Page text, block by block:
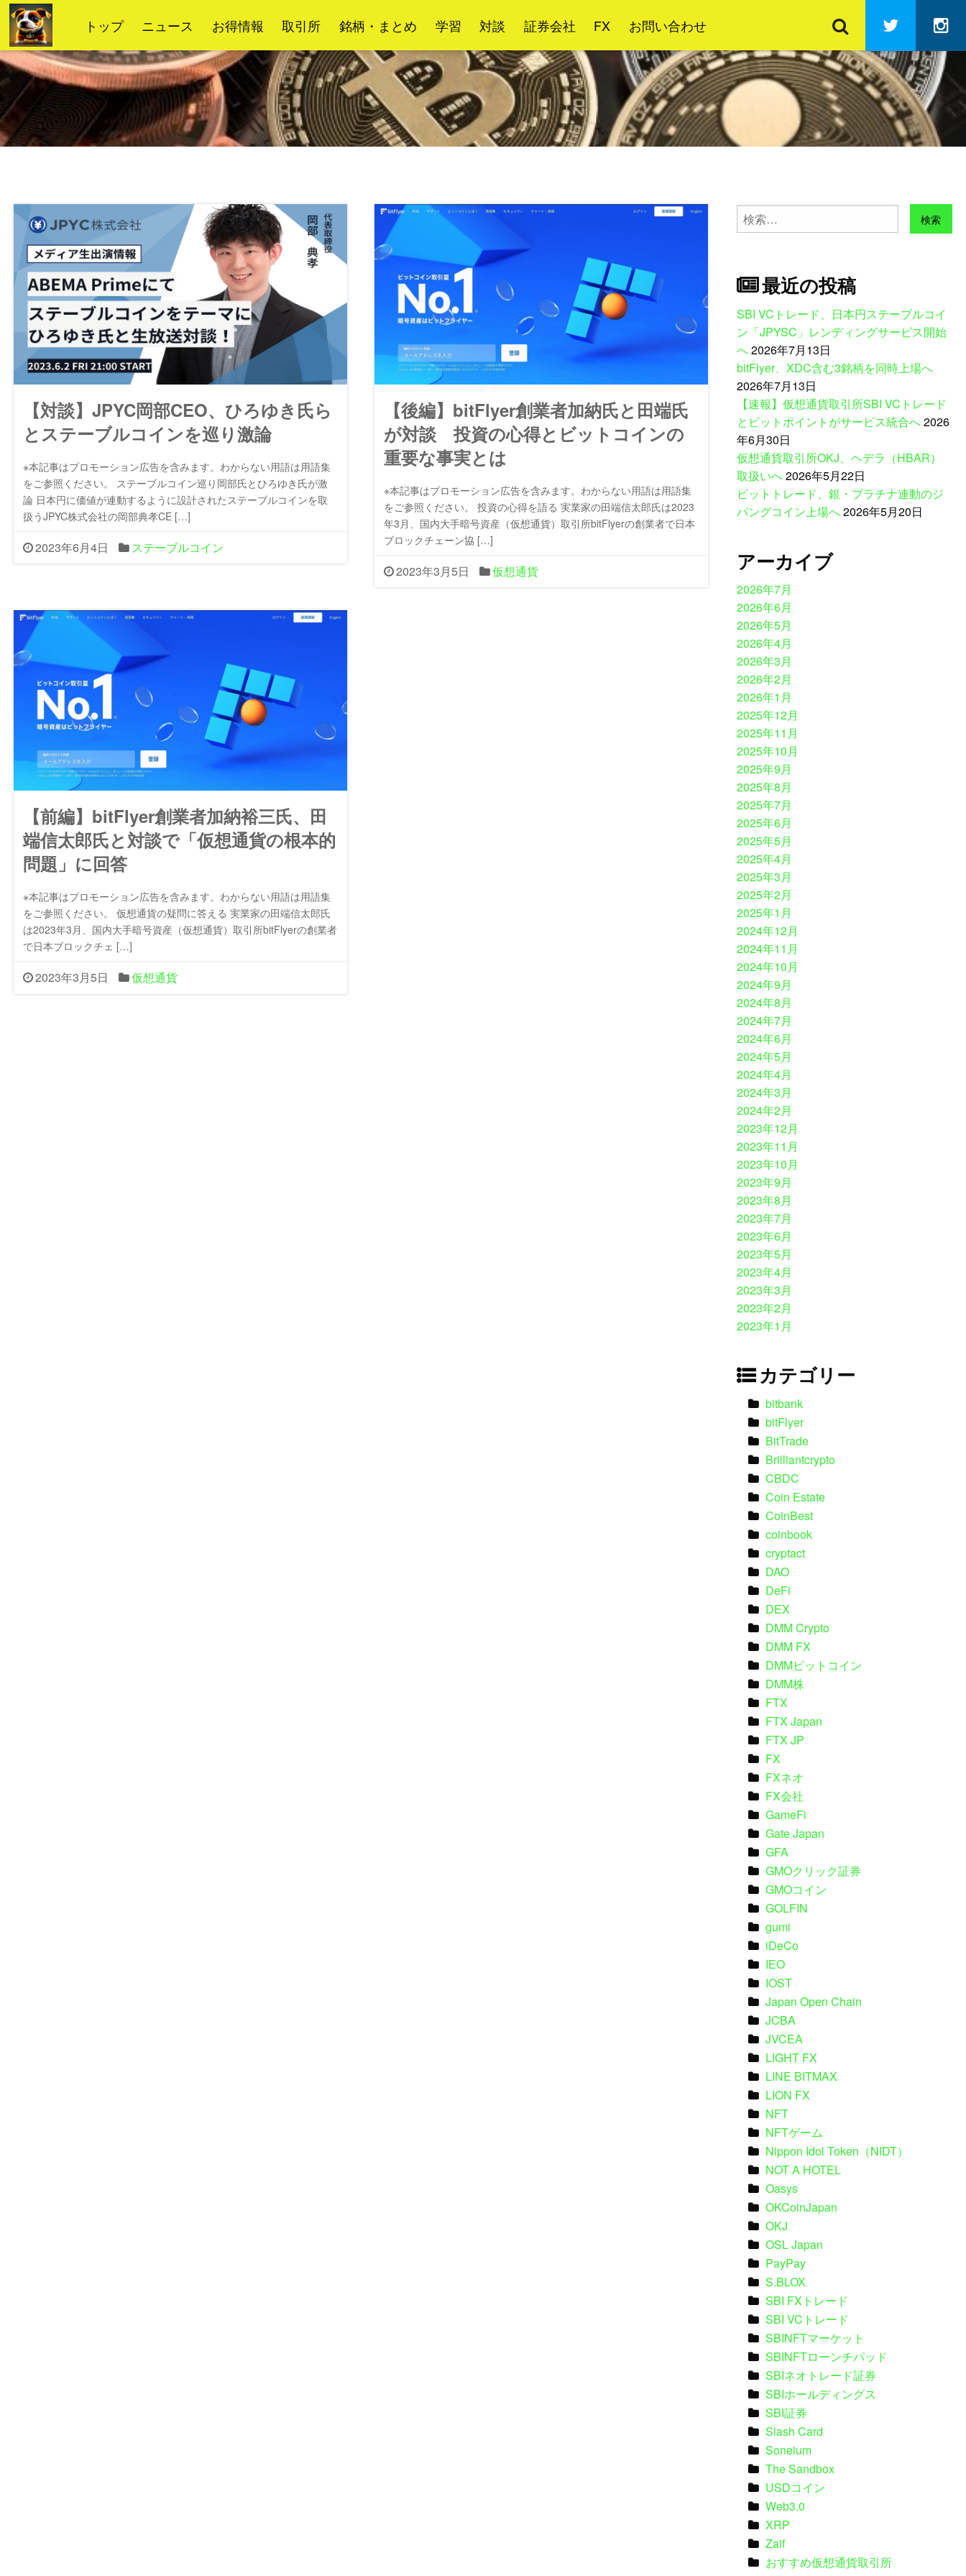
コ
ン
テ
ン
ツ
ス
キ
ッ
トップ ニュース お得情報 取引所 銘柄・まとめ 学習 対談 証券会社 FX お問い合わせ Twitter
【対談】JPYC岡部CEO、ひろゆき氏ら
とステーブルコインを巡り激論
※本記事はプロモーション広告を含みます。わからない用語は用語集
をご参照ください。 ステーブルコイン巡り岡部氏とひろゆき氏が激
論 日本円に価値が連動するように設計されたステーブルコインを取
扱うJPYC株式会社の岡部典孝CE […]
2023年6月4日 ステーブルコイン
【後編】bitFlyer創業者加納氏と田端氏
が対談 投資の心得とビットコインの
重要な事実とは
※本記事はプロモーション広告を含みます。わからない用語は用語集
をご参照ください。 投資の心得を語る 実業家の田端信太郎氏は2023
年3月、国内大手暗号資産（仮想通貨）取引所bitFlyerの創業者で日本
ブロックチェーン協 […]
2023年3月5日 仮想通貨
【前編】bitFlyer創業者加納裕三氏、田
端信太郎氏と対談で「仮想通貨の根本的
問題」に回答
※本記事はプロモーション広告を含みます。わからない用語は用語集
をご参照ください。 仮想通貨の疑問に答える 実業家の田端信太郎氏
は2023年3月、国内大手暗号資産（仮想通貨）取引所bitFlyerの創業者
で日本ブロックチェ […]
2023年3月5日 仮想通貨
検
索:
最近の投稿
SBI VCトレード、日本円ステーブルコイ
ン「JPYSC」レンディングサービス開始
へ2026年7月13日
bitFlyer、XDC含む3銘柄を同時上場へ
2026年7月13日
【速報】仮想通貨取引所SBI VCトレード
とビットポイントがサービス統合へ2026
年6月30日
仮想通貨取引所OKJ、ヘデラ（HBAR）
取扱いへ2026年5月22日
ビットトレード、銀・プラチナ連動のジ
パングコイン上場へ2026年5月20日
アーカイブ
2026年7月
2026年6月
2026年5月
2026年4月
2026年3月
2026年2月
2026年1月
2025年12月
2025年11月
2025年10月
2025年9月
2025年8月
2025年7月
2025年6月
2025年5月
2025年4月
2025年3月
2025年2月
2025年1月
2024年12月
2024年11月
2024年10月
2024年9月
2024年8月
2024年7月
2024年6月
2024年5月
2024年4月
2024年3月
2024年2月
2023年12月
2023年11月
2023年10月
2023年9月
2023年8月
2023年7月
2023年6月
2023年5月
2023年4月
2023年3月
2023年2月
2023年1月
カテゴリー
bitbank
bitFlyer
BitTrade
Brilliantcrypto
CBDC
Coin Estate
CoinBest
coinbook
cryptact
DAO
DeFi
DEX
DMM Crypto
DMM FX
DMMビットコイン
DMM株
FTX
FTX Japan
FTX JP
FX
FXネオ
FX会社
GameFi
Gate Japan
GFA
GMOクリック証券
GMOコイン
GOLFIN
gumi
iDeCo
IEO
IOST
Japan Open Chain
JCBA
JVCEA
LIGHT FX
LINE BITMAX
LION FX
NFT
NFTゲーム
Nippon Idol Token（NIDT）
NOT A HOTEL
Oasys
OKCoinJapan
OKJ
OSL Japan
PayPay
S.BLOX
SBI FXトレード
SBI VCトレード
SBINFTマーケット
SBINFTローンチパッド
SBIネオトレード証券
SBIホールディングス
SBI証券
Slash Card
Soneium
The Sandbox
USDコイン
Web3.0
XRP
Zaif
おすすめ仮想通貨取引所